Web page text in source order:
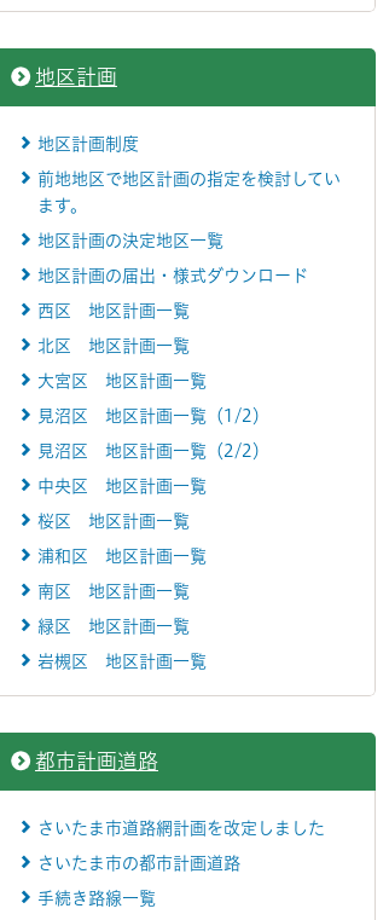
地区計画
地区計画制度
前地地区で地区計画の指定を検討してい
ます。
地区計画の決定地区一覧
地区計画の届出・様式ダウンロード
西区 地区計画一覧
北区 地区計画一覧
大宮区 地区計画一覧
見沼区 地区計画一覧（1/2）
見沼区 地区計画一覧（2/2）
中央区 地区計画一覧
桜区 地区計画一覧
浦和区 地区計画一覧
南区 地区計画一覧
緑区 地区計画一覧
岩槻区 地区計画一覧
都市計画道路
さいたま市道路網計画を改定しました
さいたま市の都市計画道路
手続き路線一覧